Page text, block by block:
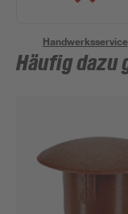
Handwerksservice
Häufig dazu